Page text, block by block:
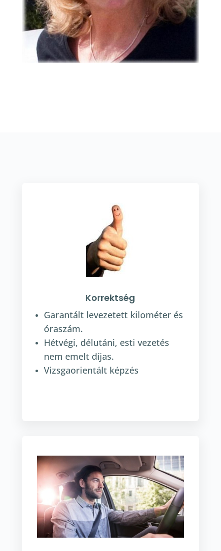
Korrektség
Garantált levezetett kilométer és
óraszám.
Hétvégi, délutáni, esti vezetés
nem emelt díjas.
Vizsgaorientált képzés